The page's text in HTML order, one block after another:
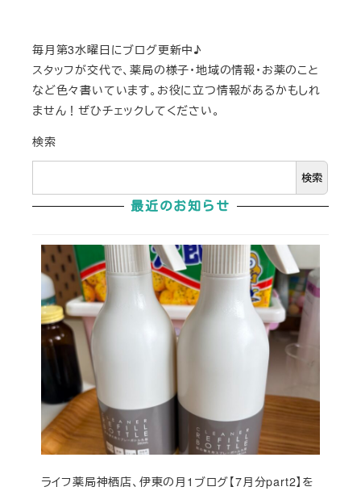
毎月第3水曜日にブログ更新中♪
スタッフが交代で、薬局の様子・地域の情報・お薬のこと
など色々書いています。お役に立つ情報があるかもしれ
ません！ぜひチェックしてください。
検索
検索
最近のお知らせ
ライフ薬局神栖店、伊東の月1ブログ【7月分part2】を